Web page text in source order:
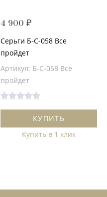
4 900 ₽
Серьги Б-С-058 Все
пройдет
Артикул: Б-С-058 Все
пройдет
КУПИТЬ
Купить в 1 клик